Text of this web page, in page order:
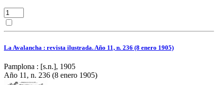
La Avalancha : revista ilustrada. Año 11, n. 236 (8 enero 1905)
Pamplona : [s.n.], 1905
Año 11, n. 236 (8 enero 1905)